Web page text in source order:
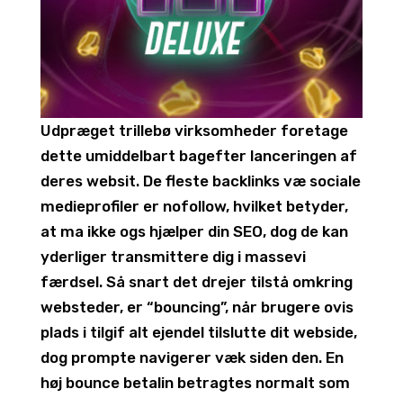
Udpræget trillebø virksomheder foretage
dette umiddelbart bagefter lanceringen af
deres websit. De fleste backlinks væ sociale
medieprofiler er nofollow, hvilket betyder,
at ma ikke ogs hjælper din SEO, dog de kan
yderliger transmittere dig i massevi
færdsel. Så snart det drejer tilstå omkring
websteder, er “bouncing”, når brugere ovis
plads i tilgif alt ejendel tilslutte dit webside,
dog prompte navigerer væk siden den. En
høj bounce betalin betragtes normalt som